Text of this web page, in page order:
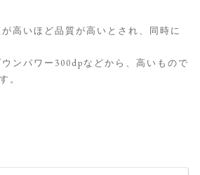
高いほど品質が高いとされ、同時に
ンパワー300dpなどから、高いもので
。